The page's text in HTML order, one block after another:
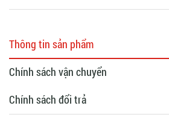
Thông tin sản phẩm
Chính sách vận chuyển
Chính sách đổi trả